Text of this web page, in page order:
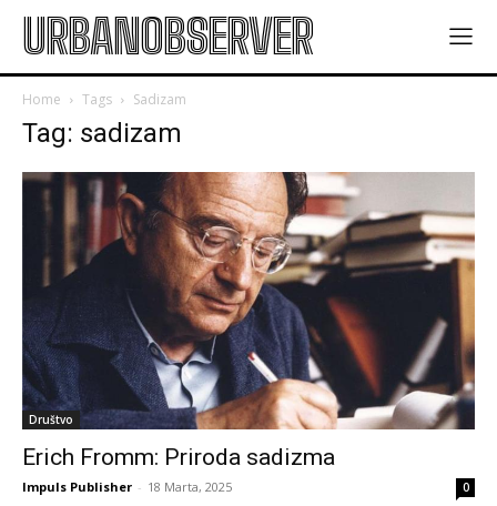
URBANOBSERVER
Home Tags Sadizam
Tag: sadizam
Društvo
Erich Fromm: Priroda sadizma
Impuls Publisher - 18 Marta, 2025 0